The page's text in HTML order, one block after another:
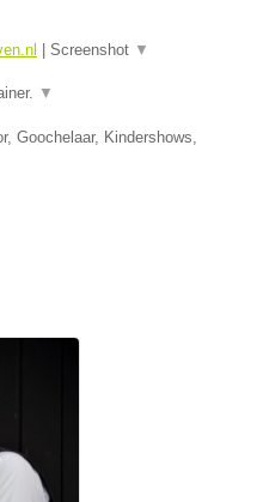
Screenshot ▼
▼
Goochelaar, Kindershows,